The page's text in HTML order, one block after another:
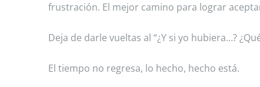
frustración. El mejor camino para lograr
Deja de darle vueltas al “¿Y si yo hubiera…?
El tiempo no regresa, lo hecho, hecho está.